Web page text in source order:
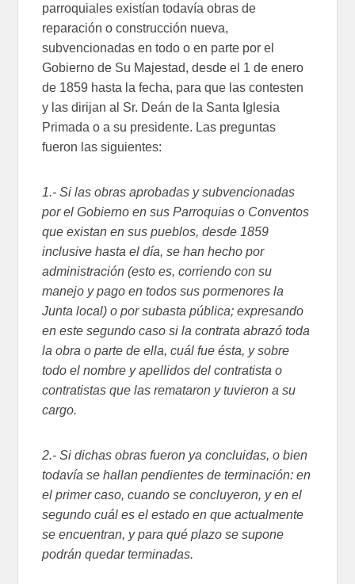
parroquiales existían todavía obras de
reparación o construcción nueva,
subvencionadas en todo o en parte por el
Gobierno de Su Majestad, desde el 1 de enero
de 1859 hasta la fecha, para que las contesten
y las dirijan al Sr. Deán de la Santa Iglesia
Primada o a su presidente. Las preguntas
fueron las siguientes:
1.- Si las obras aprobadas y subvencionadas
por el Gobierno en sus Parroquias o Conventos
que existan en sus pueblos, desde 1859
inclusive hasta el día, se han hecho por
administración (esto es, corriendo con su
manejo y pago en todos sus pormenores la
Junta local) o por subasta pública; expresando
en este segundo caso si la contrata abrazó toda
la obra o parte de ella, cuál fue ésta, y sobre
todo el nombre y apellidos del contratista o
contratistas que las remataron y tuvieron a su
cargo.
2.- Si dichas obras fueron ya concluidas, o bien
todavía se hallan pendientes de terminación: en
el primer caso, cuando se concluyeron, y en el
segundo cuál es el estado en que actualmente
se encuentran, y para qué plazo se supone
podrán quedar terminadas.